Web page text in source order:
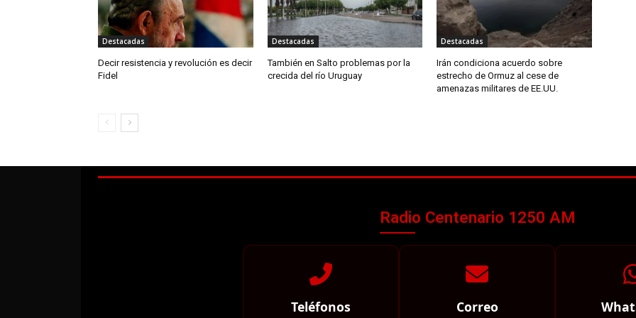
Destacadas
Decir resistencia y revolución es decir
Fidel
Destacadas
También en Salto problemas por la
crecida del río Uruguay
Destacadas
Irán condiciona acuerdo sobre
estrecho de Ormuz al cese de
amenazas militares de EE.UU.
Radio Centenario 1250 AM
Teléfonos Correo